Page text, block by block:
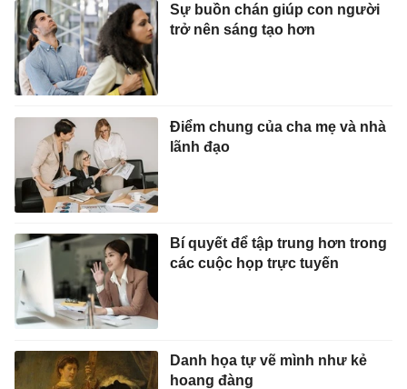
Sự buồn chán giúp con người
trở nên sáng tạo hơn
Điểm chung của cha mẹ và nhà
lãnh đạo
Bí quyết để tập trung hơn trong
các cuộc họp trực tuyến
Danh họa tự vẽ mình như kẻ
hoang đàng